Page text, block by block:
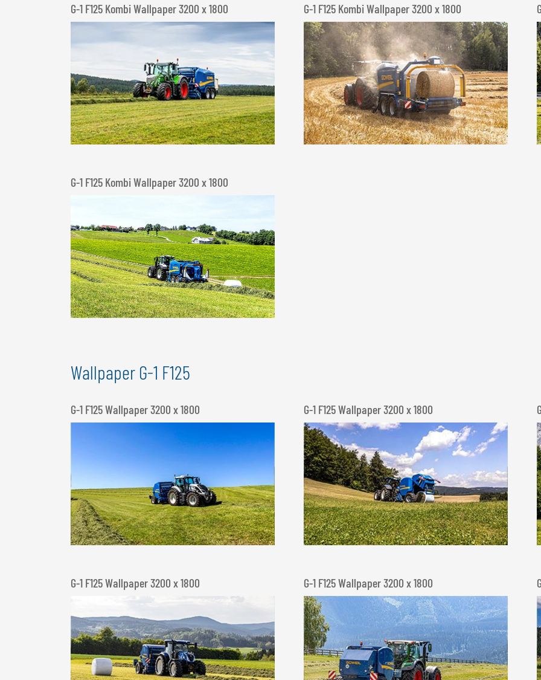
G-1 F125 Kombi Wallpaper 3200 x 1800 G-1 F125 Kombi Wallpaper 3200 x 1800
G-1 F125 Kombi Wallpaper 3200 x 1800
Wallpaper G-1 F125
G-1 F125 Wallpaper 3200 x 1800 G-1 F125 Wallpaper 3200 x 1800
G-1 F125 Wallpaper 3200 x 1800 G-1 F125 Wallpaper 3200 x 1800